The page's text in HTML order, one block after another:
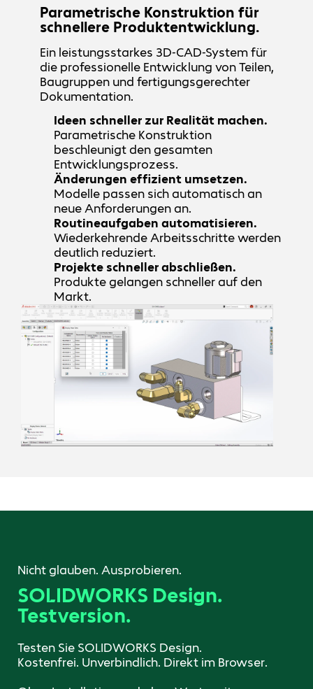
Parametrische Konstruktion für
schnellere Produktentwicklung.
Ein leistungsstarkes 3D-CAD-System für
die professionelle Entwicklung von Teilen,
Baugruppen und fertigungsgerechter
Dokumentation.
Ideen schneller zur Realität machen.
Parametrische Konstruktion
beschleunigt den gesamten
Entwicklungsprozess.
Änderungen effizient umsetzen.
Modelle passen sich automatisch an
neue Anforderungen an.
Routineaufgaben automatisieren.
Wiederkehrende Arbeitsschritte werden
deutlich reduziert.
Projekte schneller abschließen.
Produkte gelangen schneller auf den
Markt.
Nicht glauben. Ausprobieren.
SOLIDWORKS Design.
Testversion.
Testen Sie SOLIDWORKS Design.
Kostenfrei. Unverbindlich. Direkt im Browser.